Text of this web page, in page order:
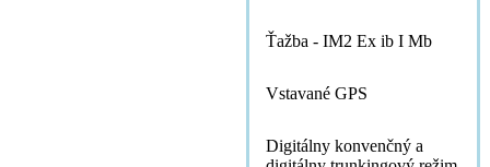
Ťažba - IM2 Ex ib I Mb
Vstavané GPS
Digitálny konvenčný a